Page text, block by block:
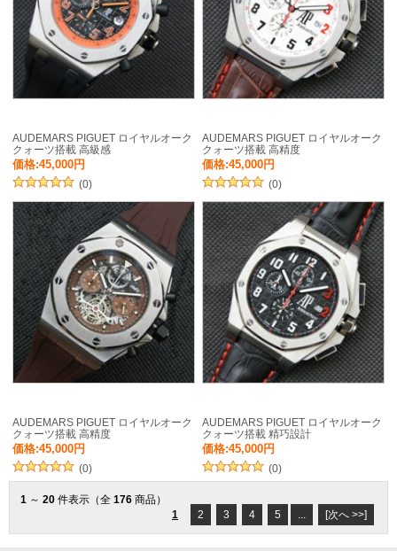
AUDEMARS PIGUET ロイヤルオーク
クォーツ搭載 高級感
価格:45,000円
(0)
AUDEMARS PIGUET ロイヤルオーク
クォーツ搭載 高精度
価格:45,000円
(0)
AUDEMARS PIGUET ロイヤルオーク
クォーツ搭載 高精度
価格:45,000円
(0)
AUDEMARS PIGUET ロイヤルオーク
クォーツ搭載 精巧設計
価格:45,000円
(0)
1 ～ 20 件表示（全 176 商品）
1
2 3 4 5 ... [次へ >>]